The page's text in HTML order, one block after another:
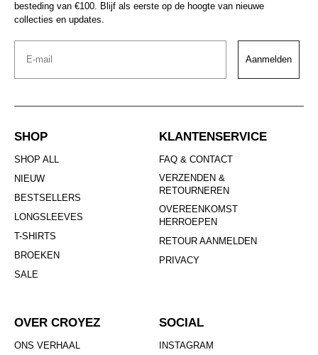
besteding van €100. Blijf als eerste op de hoogte van nieuwe
collecties en updates.
Email
Aanmelden
SHOP
SHOP ALL
NIEUW
BESTSELLERS
LONGSLEEVES
T-SHIRTS
BROEKEN
SALE
KLANTENSERVICE
FAQ & CONTACT
VERZENDEN &
RETOURNEREN
OVEREENKOMST
HERROEPEN
RETOUR AANMELDEN
PRIVACY
OVER CROYEZ
ONS VERHAAL
SOCIAL
INSTAGRAM